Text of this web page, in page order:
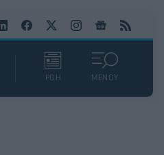
ΡΟΗ ΜΕΝΟΥ